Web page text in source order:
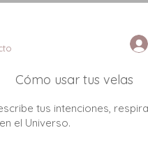
Cómo usar tus velas
tus intenciones,
el Universo.